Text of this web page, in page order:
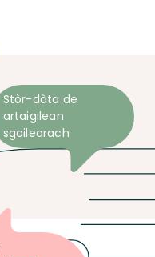
Stòr-dàta de
artaigilean
sgoilearach